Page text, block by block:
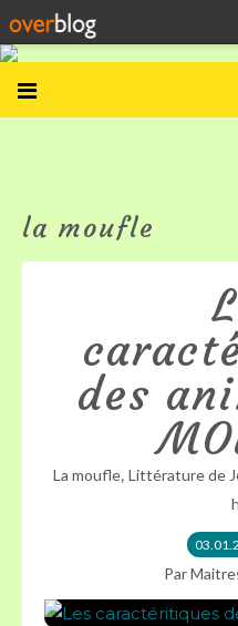
la moufle
des
La moufle, Littérature de
Par